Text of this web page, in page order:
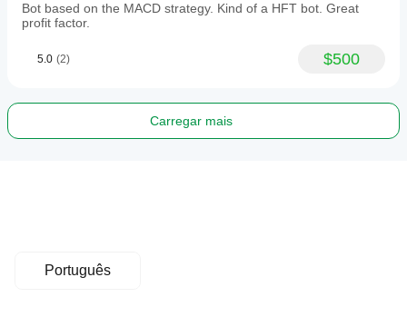
Alavancagem
dos testes de
1:30
decréscimo
Modelo
Bot based on the MACD strategy. Kind of a HFT bot. Great
profit factor.
5.0 (2) $500
Carregar mais
Português